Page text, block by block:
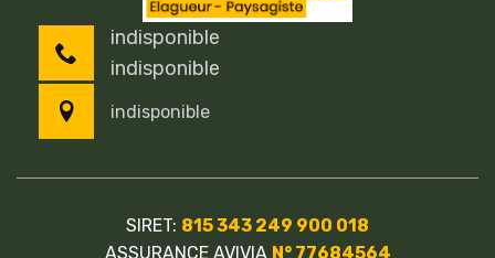
indisponible
indisponible
indisponible
SIRET: 815 343 249 900 018
ASSURANCE AVIVIA N° 77684564